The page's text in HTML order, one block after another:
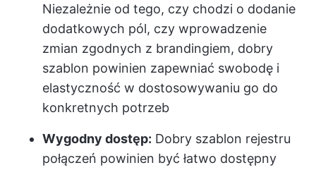
Niezależnie od tego, czy chodzi o dodanie
dodatkowych pól, czy wprowadzenie
zmian zgodnych z brandingiem, dobry
szablon powinien zapewniać swobodę i
elastyczność w dostosowywaniu go do
konkretnych potrzeb
Wygodny dostęp: Dobry szablon rejestru
połączeń powinien być łatwo dostępny